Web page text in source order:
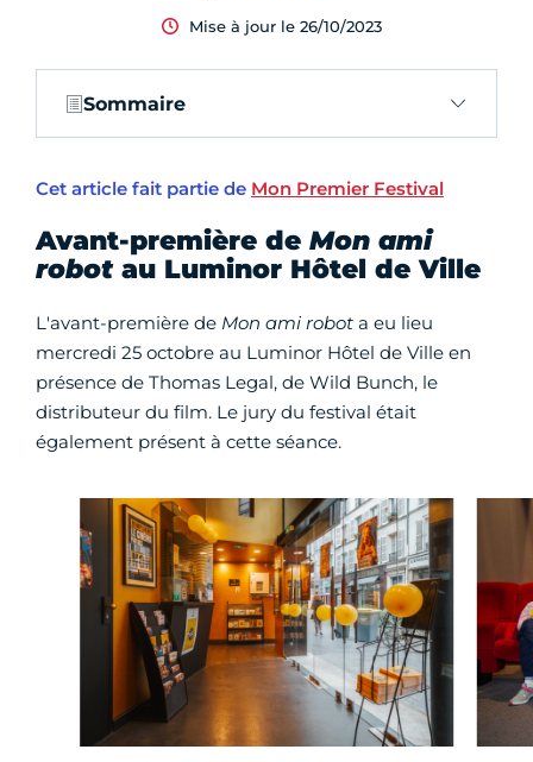
Mise à jour le 26/10/2023
Sommaire
Cet article fait partie de Mon Premier Festival
Avant-première de Mon ami
robotau Luminor Hôtel de Ville
L'avant-première de Mon ami robot a eu lieu
mercredi 25 octobre au Luminor Hôtel de Ville en
présence de Thomas Legal, de Wild Bunch, le
distributeur du film. Le jury du festival était
également présent à cette séance.